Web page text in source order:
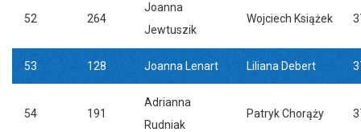
52 264
Joanna
Jewtuszik
Wojciech Książek
53 128 Joanna Lenart Liliana Debert
54 191
Adrianna
Rudniak
Patryk Chorąży